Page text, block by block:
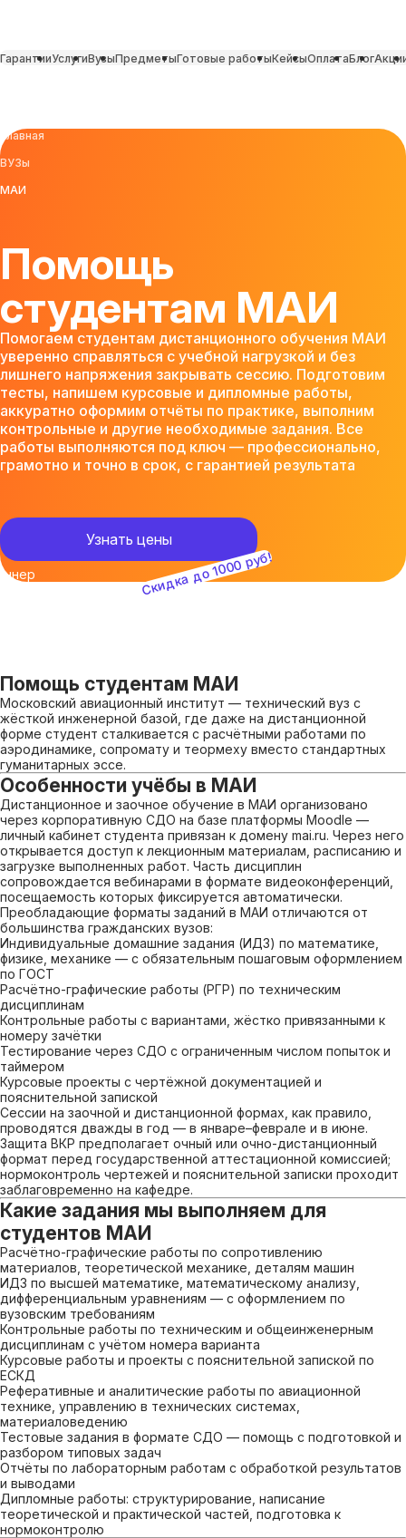
ГарантииУслугиВузыПредметыГотовые работыКейсыОплатаБлог
Главная
ВУЗы
МАИ
Помощь
студентам МАИ
Помогаем студентам дистанционного обучения МАИ
уверенно справляться с учебной нагрузкой и без
лишнего напряжения закрывать сессию. Подготовим
тесты, напишем курсовые и дипломные работы,
аккуратно оформим отчёты по практике, выполним
контрольные и другие необходимые задания. Все
работы выполняются под ключ — профессионально,
грамотно и точно в срок, с гарантией результата
Узнать цены
Скидка до 1000 руб!
Помощь студентам МАИ
Московский авиационный институт — технический вуз с
жёсткой инженерной базой, где даже на дистанционной
форме студент сталкивается с расчётными работами по
аэродинамике, сопромату и теормеху вместо стандартных
гуманитарных эссе.
Особенности учёбы в МАИ
Дистанционное и заочное обучение в МАИ организовано
через корпоративную СДО на базе платформы Moodle —
личный кабинет студента привязан к домену mai.ru. Через него
открывается доступ к лекционным материалам, расписанию и
загрузке выполненных работ. Часть дисциплин
сопровождается вебинарами в формате видеоконференций,
посещаемость которых фиксируется автоматически.
Преобладающие форматы заданий в МАИ отличаются от
большинства гражданских вузов:
Индивидуальные домашние задания (ИДЗ) по математике,
физике, механике — с обязательным пошаговым оформлением
по ГОСТ
Расчётно-графические работы (РГР) по техническим
дисциплинам
Контрольные работы с вариантами, жёстко привязанными к
номеру зачётки
Тестирование через СДО с ограниченным числом попыток и
таймером
Курсовые проекты с чертёжной документацией и
пояснительной запиской
Сессии на заочной и дистанционной формах, как правило,
проводятся дважды в год — в январе–феврале и в июне.
Защита ВКР предполагает очный или очно-дистанционный
формат перед государственной аттестационной комиссией;
нормоконтроль чертежей и пояснительной записки проходит
заблаговременно на кафедре.
Какие задания мы выполняем для
студентов МАИ
Расчётно-графические работы по сопротивлению
материалов, теоретической механике, деталям машин
ИДЗ по высшей математике, математическому анализу,
дифференциальным уравнениям — с оформлением по
вузовским требованиям
Контрольные работы по техническим и общеинженерным
дисциплинам с учётом номера варианта
Курсовые работы и проекты с пояснительной запиской по
ЕСКД
Реферативные и аналитические работы по авиационной
технике, управлению в технических системах,
материаловедению
Тестовые задания в формате СДО — помощь с подготовкой и
разбором типовых задач
Отчёты по лабораторным работам с обработкой результатов
и выводами
Дипломные работы: структурирование, написание
теоретической и практической частей, подготовка к
нормоконтролю